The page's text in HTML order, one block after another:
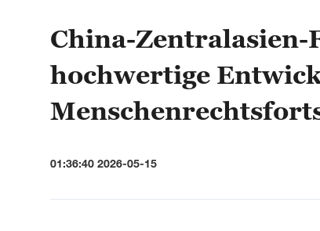
China-
hochwertige
01:36:40 2026-05-15